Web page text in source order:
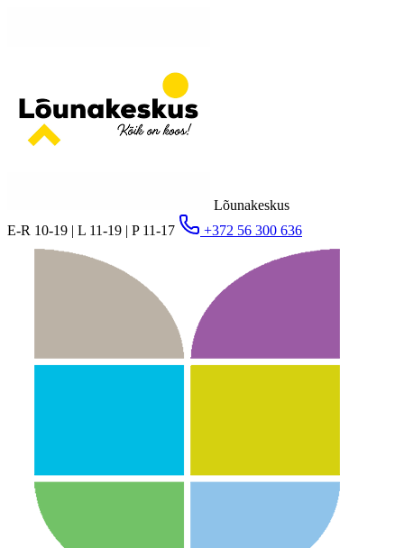
Lõunakeskus
E-R 10-19 | L 11-19 | P 11-17
+372 56 300 636